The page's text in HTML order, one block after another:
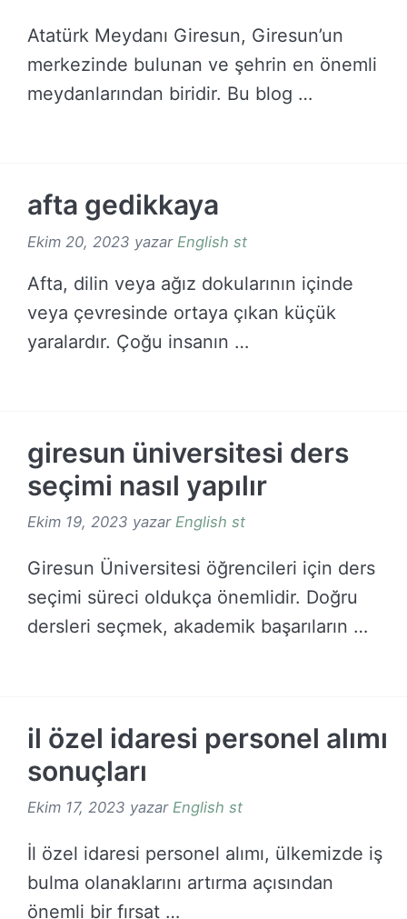
Atatürk Meydanı Giresun, Giresun’un
merkezinde bulunan ve şehrin en önemli
meydanlarından biridir. Bu blog …
afta gedikkaya
Ekim 20, 2023 yazar English st
Afta, dilin veya ağız dokularının içinde
veya çevresinde ortaya çıkan küçük
yaralardır. Çoğu insanın …
giresun üniversitesi ders
seçimi nasıl yapılır
Ekim 19, 2023 yazar English st
Giresun Üniversitesi öğrencileri için ders
seçimi süreci oldukça önemlidir. Doğru
dersleri seçmek, akademik başarıların …
il özel idaresi personel alımı
sonuçları
Ekim 17, 2023 yazar English st
İl özel idaresi personel alımı, ülkemizde iş
bulma olanaklarını artırma açısından
önemli bir fırsat …